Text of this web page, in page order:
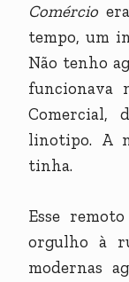
Comércio
tempo, um
Não tenho
funcionava
Comercial,
linotipo. A
tinha.
Esse
orgulho à
modernas